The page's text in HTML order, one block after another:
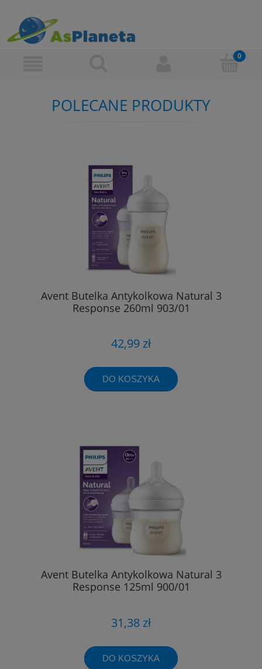
POLECANE PRODUKTY
Avent Butelka Antykolkowa Natural 3
Response 260ml 903/01
42,99 zł
DO KOSZYKA
Avent Butelka Antykolkowa Natural 3
Response 125ml 900/01
31,38 zł
DO KOSZYKA